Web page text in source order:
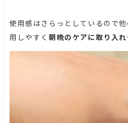
使用感はさらっとしているので
用しやすく 朝晩のケアに取り入れ